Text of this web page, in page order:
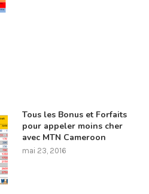
Tous les Bonus et Forfaits
pour appeler moins cher
avec MTN Cameroon
mai 23, 2016